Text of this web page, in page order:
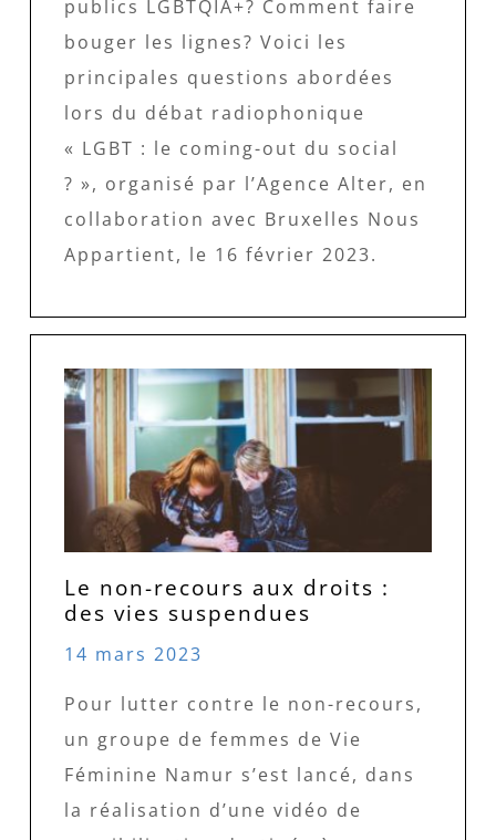
publics LGBTQIA+? Comment faire
bouger les lignes? Voici les
principales questions abordées
lors du débat radiophonique
« LGBT : le coming-out du social
? », organisé par l’Agence Alter, en
collaboration avec Bruxelles Nous
Appartient, le 16 février 2023.
Le non-recours aux droits :
des vies suspendues
14 mars 2023
Pour lutter contre le non-recours,
un groupe de femmes de Vie
Féminine Namur s’est lancé, dans
la réalisation d’une vidéo de